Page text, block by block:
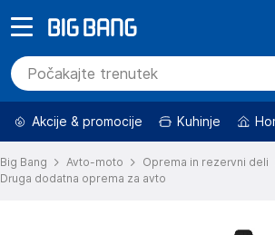
Akcije & promocije Kuhinje
Big Bang Avto-moto
Oprema in rezervni deli
Druga dodatna oprema za avto